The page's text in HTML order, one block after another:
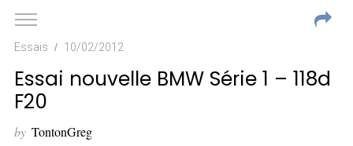
Essais 10/02/2012
Essai nouvelle BMW Série 1 – 118d
F20
by TontonGreg